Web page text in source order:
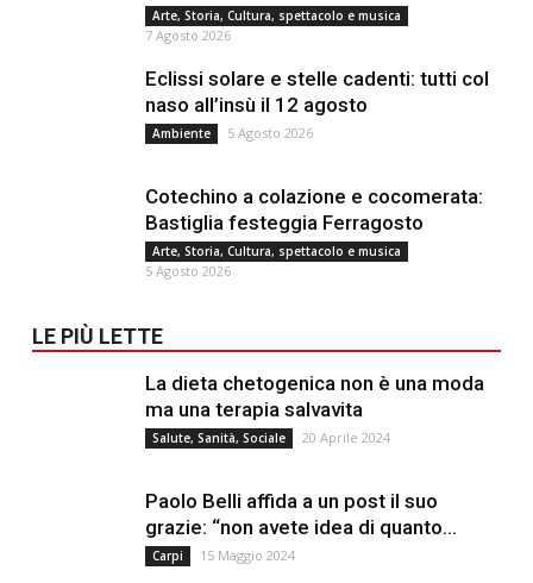
Arte, Storia, Cultura, spettacolo e musica
7 Agosto 2026
Eclissi solare e stelle cadenti: tutti col
naso all’insù il 12 agosto
Ambiente 5 Agosto 2026
Cotechino a colazione e cocomerata:
Bastiglia festeggia Ferragosto
Arte, Storia, Cultura, spettacolo e musica
5 Agosto 2026
LE PIÙ LETTE
La dieta chetogenica non è una moda
ma una terapia salvavita
Salute, Sanità, Sociale 20 Aprile 2024
Paolo Belli affida a un post il suo
grazie: “non avete idea di quanto...
Carpi 15 Maggio 2024